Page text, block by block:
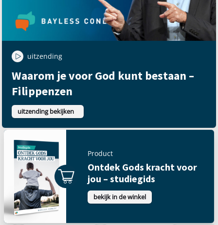
uitzending
Waarom je voor God kunt bestaan –
Filippenzen
uitzending bekijken
Product
Ontdek Gods kracht voor
jou – studiegids
bekijk in de winkel